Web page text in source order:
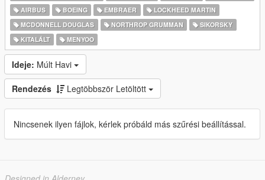
AIRBUS
BOEING EMBRAER
LOCKHEED MARTIN
MCDONNELL DOUGLAS
NORTHROP GRUMMAN
SIKORSKY
KITALÁLT
MENYOO
Ideje: Múlt Havi
Rendezés Legtöbbször Letöltött
Nincsenek ilyen fájlok, kérlek próbáld más szűrési beállítással.